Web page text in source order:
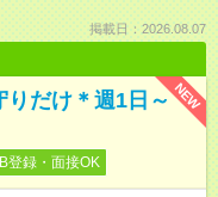
掲載日：2026.08.07
NEW
だけ＊週1日～
登録・面接OK